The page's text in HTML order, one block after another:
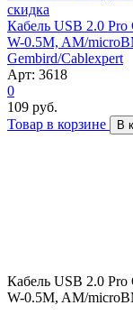
скидка
Кабель USB 2.0
W-0.5M, AM/
Gembird/Cablexpert
Арт: 3618
0
109 руб.
Товар в корзине
В
Кабель USB 2.0
W-0.5M, AM/